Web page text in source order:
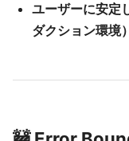
ユーザーに安定
ダクション環境）